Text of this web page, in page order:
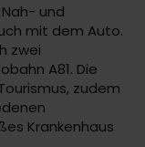
und
mit dem Auto.
zwei
A81. Die
zudem
Krankenhaus